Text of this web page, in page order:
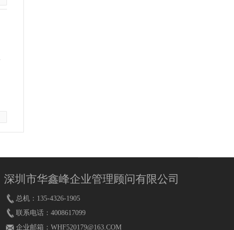
深圳市华鑫峰企业管理顾问有限公司
总机：135-4326-1905
联系电话：4008617099
企业邮箱： WHF520179@163.COM